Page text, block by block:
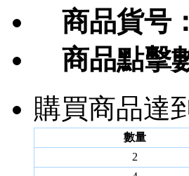
商品貨号：
商品點擊
購買商品達
數量
2